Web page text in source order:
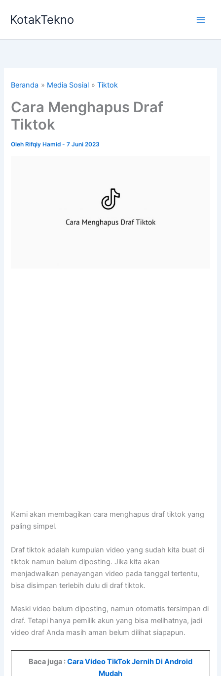
KotakTekno
Beranda Media Sosial Tiktok
Cara Menghapus Draf
Tiktok
Oleh Rifqiy Hamid-7 Juni 2023
Kami akan membagikan cara menghapus draf tiktok yang
paling simpel.
Draf tiktok adalah kumpulan video yang sudah kita buat di
tiktok namun belum diposting. Jika kita akan
menjadwalkan penayangan video pada tanggal tertentu,
bisa disimpan terlebih dulu di draf tiktok.
Meski video belum diposting, namun otomatis tersimpan di
draf. Tetapi hanya pemilik akun yang bisa melihatnya, jadi
video draf Anda masih aman belum dilihat siapapun.
Baca juga :Cara Video TikTok Jernih Di Android
Mudah